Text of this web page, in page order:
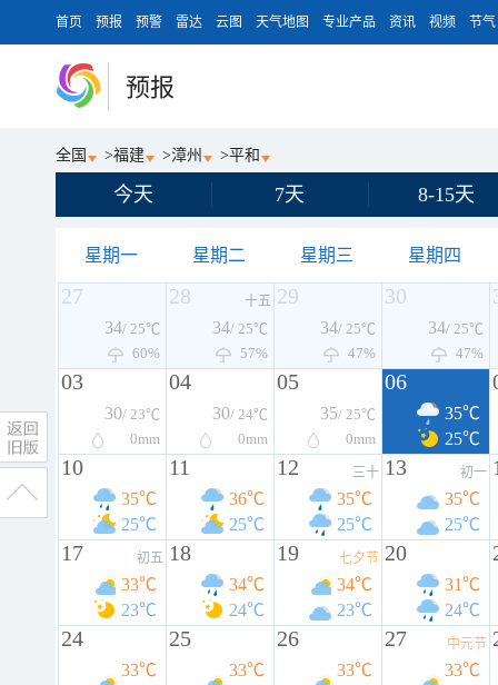
首页 预报 预警 雷达 云图 天气地图 专业产品 资讯 视频 节气
预报
全国 >福建 >漳州 >平和
今天 7天 8-15天
星期一 星期二 星期三 星期四
27
34/ 25℃
60%
28 十五
34/ 25℃
57%
29
34/ 25℃
47%
30
34/ 25℃
47%
03
30/ 23℃
0mm
04
30/ 24℃
0mm
05
35/ 25℃
0mm
06
35℃
25℃
10
35℃
25℃
11
36℃
25℃
12 三十
35℃
25℃
13 初一
35℃
25℃
17 初五
33℃
23℃
18
34℃
24℃
19 七夕节
34℃
23℃
20
31℃
24℃
24
33℃
25
33℃
26
33℃
27 中元节
33℃